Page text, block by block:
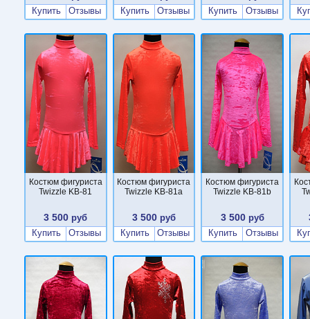
Купить
Отзывы
Купить
Отзывы
Купить
Отзывы
Костюм фигуриста
Twizzle KB-81
3 500 руб
Купить
Отзывы
Костюм фигуриста
Twizzle KB-81a
3 500 руб
Купить
Отзывы
Костюм фигуриста
Twizzle KB-81b
3 500руб
Купить
Отзывы